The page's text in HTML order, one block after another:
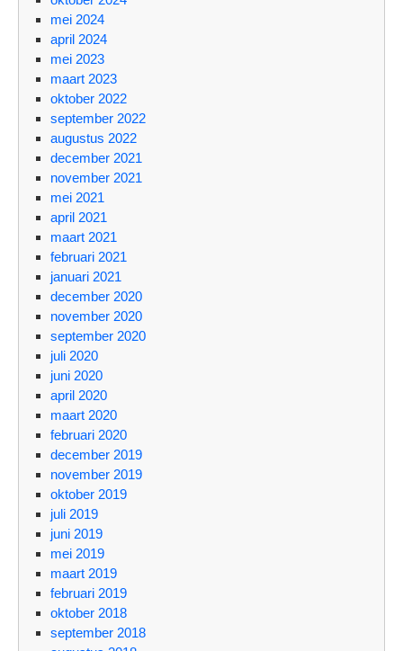
mei 2024
april 2024
mei 2023
maart 2023
oktober 2022
september 2022
augustus 2022
december 2021
november 2021
mei 2021
april 2021
maart 2021
februari 2021
januari 2021
december 2020
november 2020
september 2020
juli 2020
juni 2020
april 2020
maart 2020
februari 2020
december 2019
november 2019
oktober 2019
juli 2019
juni 2019
mei 2019
maart 2019
februari 2019
oktober 2018
september 2018